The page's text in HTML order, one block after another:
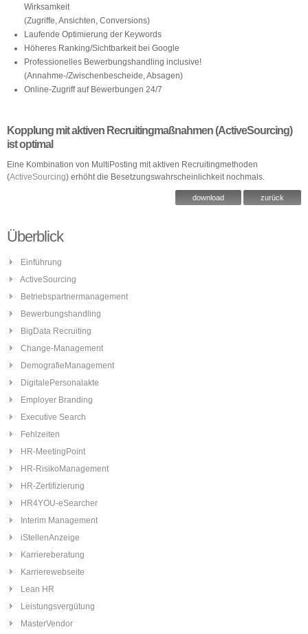
Wirksamkeit
(Zugriffe, Ansichten, Conversions)
Laufende Optimierung der Keywords
Höheres Ranking/Sichtbarkeit bei Google
Professionelles Bewerbungshandling inclusive!
(Annahme-/Zwischenbescheide, Absagen)
Online-Zugriff auf Bewerbungen 24/7
Kopplung mit aktiven Recruitingmaßnahmen (ActiveSourcing)
ist optimal
Eine Kombination von MultiPosting mit aktiven Recruitingmethoden
(ActiveSourcing) erhöht die Besetzungswahrscheinlichkeit nochmals.
download zurück
Überblick
Einführung
ActiveSourcing
Betriebspartnermanagement
Bewerbungshandling
BigData Recruiting
Change-Management
DemografieManagement
DigitalePersonalakte
Employer Branding
Executive Search
Fehlzeiten
HR-MeetingPoint
HR-RisikoManagement
HR-Zertifizierung
HR4YOU-eSearcher
Interim Management
iStellenAnzeige
Karriereberatung
Karrierewebseite
Lean HR
Leistungsvergütung
MasterVendor